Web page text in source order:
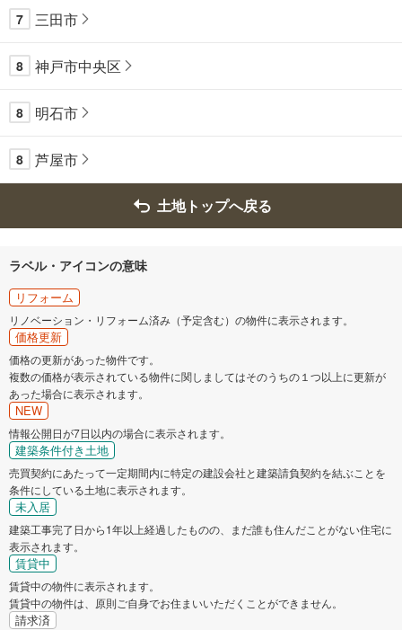
7 三田市
8 神戸市中央区
8 明石市
8 芦屋市
土地トップへ戻る
ラベル・アイコンの意味
リフォーム
リノベーション・リフォーム済み（予定含む）の物件に表示されます。
価格更新
価格の更新があった物件です。
複数の価格が表示されている物件に関しましてはそのうちの１つ以上に更新が
あった場合に表示されます。
NEW
情報公開日が7日以内の場合に表示されます。
建築条件付き土地
売買契約にあたって一定期間内に特定の建設会社と建築請負契約を結ぶことを
条件にしている土地に表示されます。
未入居
建築工事完了日から1年以上経過したものの、まだ誰も住んだことがない住宅に
表示されます。
賃貸中
賃貸中の物件に表示されます。
賃貸中の物件は、原則ご自身でお住まいいただくことができません。
請求済